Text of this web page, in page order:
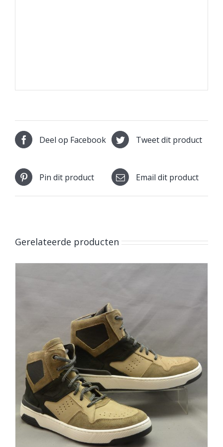
Deel op Facebook Tweet dit product
Pin dit product Email dit product
Gerelateerde producten